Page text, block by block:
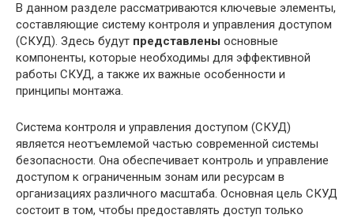
В данном разделе рассматриваются ключевые элементы,
составляющие систему контроля и управления доступом
(СКУД). Здесь будут представлены основные
компоненты, которые необходимы для эффективной
работы СКУД, а также их важные особенности и
принципы монтажа.
Система контроля и управления доступом (СКУД)
является неотъемлемой частью современной системы
безопасности. Она обеспечивает контроль и управление
доступом к ограниченным зонам или ресурсам в
организациях различного масштаба. Основная цель СКУД
состоит в том, чтобы предоставлять доступ только